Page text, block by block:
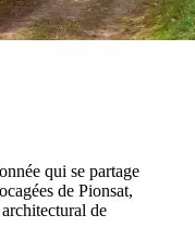
qui se partage
de Pionsat,
de